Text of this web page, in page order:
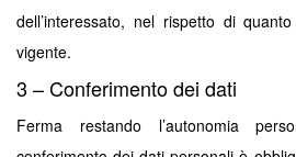
dell’interessato, nel rispetto di
vigente.
3 – Conferimento dei dati
Ferma restando l’autonomia